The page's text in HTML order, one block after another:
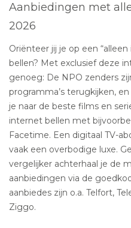
Aanbiedingen met
2026
Oriënteer jij je op een
bellen? Met exclusief deze
genoeg: De NPO zenders
programma’s terugkijken,
je naar de beste films en
internet bellen met
Facetime. Een digitaal TV-
vaak een overbodige luxe.
vergelijker achterhaal je de
aanbiedingen via de
aanbiedes zijn o.a. Telfort,
Ziggo.